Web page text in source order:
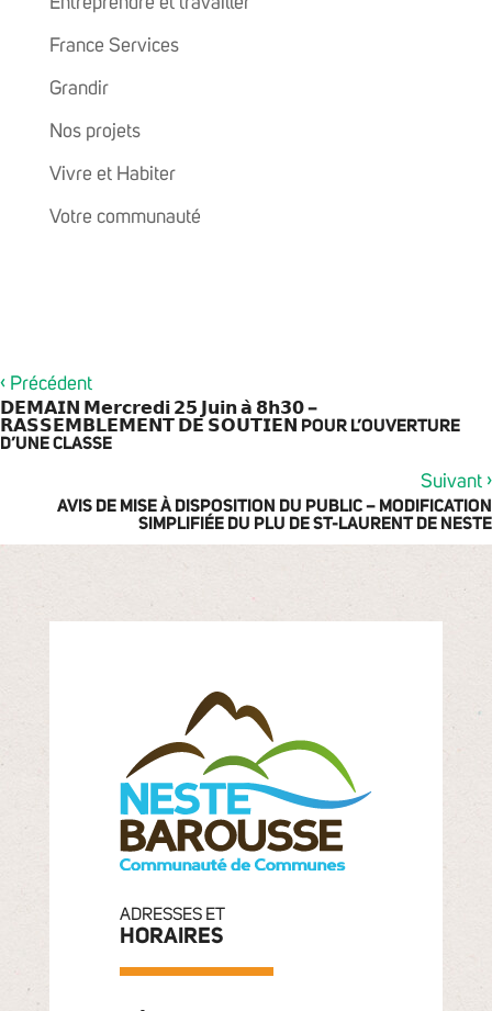
France Services
Grandir
Nos projets
Vivre et Habiter
Votre communauté
‹ Précédent
𝗗𝗘𝗠𝗔𝗜𝗡 𝗠𝗲𝗿𝗰𝗿𝗲𝗱𝗶 𝟮𝟱 𝗝𝘂𝗶𝗻 𝗮̀ 𝟴𝗵𝟯𝟬 –
𝗥𝗔𝗦𝗦𝗘𝗠𝗕𝗟𝗘𝗠𝗘𝗡𝗧 𝗗𝗘 𝗦𝗢𝗨𝗧𝗜𝗘𝗡 POUR L’OUVERTURE
D’UNE CLASSE
Suivant ›
AVIS DE MISE À DISPOSITION DU PUBLIC – MODIFICATION
SIMPLIFIÉE DU PLU DE ST-LAURENT DE NESTE
ADRESSES ET
HORAIRES